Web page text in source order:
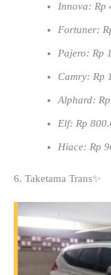
Innova: Rp
Fortuner:
Pajero: Rp
Camry: Rp
Alphard:
Elf: Rp
Hiace: Rp
6. Taketama Trans✨